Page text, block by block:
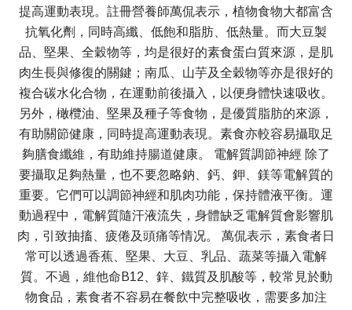
提高運動表現。註冊營養師萬侃表示，植物食物大都富含
抗氧化劑，同時高纖、低飽和脂肪、低熱量。而大豆製
品、堅果、全穀物等，均是很好的素食蛋白質來源，是肌
肉生長與修復的關鍵；南瓜、山芋及全穀物等亦是很好的
複合碳水化合物，在運動前後攝入，以便身體快速吸收。
另外，橄欖油、堅果及種子等食物，是優質脂肪的來源，
有助關節健康，同時提高運動表現。素食亦較容易攝取足
夠膳食纖維，有助維持腸道健康。 電解質調節神經 除了
要攝取足夠熱量，也不要忽略鈉、鈣、鉀、鎂等電解質的
重要。它們可以調節神經和肌肉功能，保持體液平衡。運
動過程中，電解質隨汗液流失，身體缺乏電解質會影響肌
肉，引致抽搐、疲倦及頭痛等情况。 萬侃表示，素食者日
常可以透過香蕉、堅果、大豆、乳品、蔬菜等攝入電解
質。不過，維他命B12、鋅、鐵質及肌酸等，較常見於動
物食品，素食者不容易在餐飲中完整吸收，需要多加注